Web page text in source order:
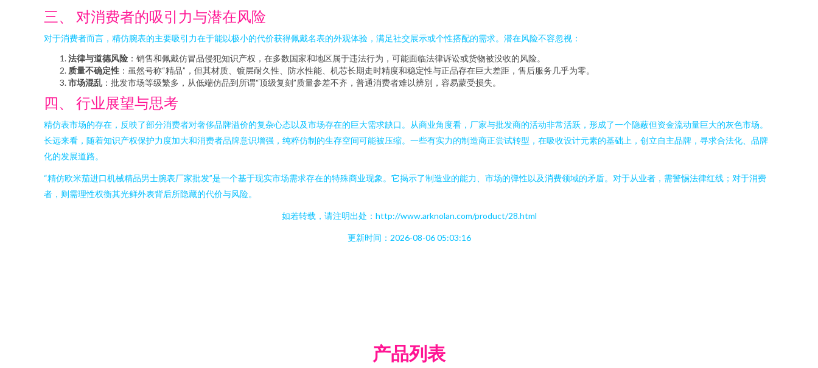
三、 对消费者的吸引力与潜在风险
对于消费者而言，精仿腕表的主要吸引力在于能以极小的代价获得佩戴名表的外观体验，满足社交展示或个性搭配的需求。潜在风险不容忽视：
法律与道德风险 ：销售和佩戴仿冒品侵犯知识产权，在多数国家和地区属于违法行为，可能面临法律诉讼或货物被没收的风险。
质量不确定性 ：虽然号称“精品”，但其材质、镀层耐久性、防水性能、机芯长期走时精度和稳定性与正品存在巨大差距，售后服务几乎为零。
市场混乱 ：批发市场等级繁多，从低端仿品到所谓“顶级复刻”质量参差不齐，普通消费者难以辨别，容易蒙受损失。
四、 行业展望与思考
精仿表市场的存在，反映了部分消费者对奢侈品牌溢价的复杂心态以及市场存在的巨大需求缺口。从商业角度看，厂家与批发商的活动非常活跃，形成了一个隐蔽但资金流动量巨大的灰色市场。
长远来看，随着知识产权保护力度加大和消费者品牌意识增强，纯粹仿制的生存空间可能被压缩。一些有实力的制造商正尝试转型，在吸收设计元素的基础上，创立自主品牌，寻求合法化、品牌
化的发展道路。
“精仿欧米茄进口机械精品男士腕表厂家批发”是一个基于现实市场需求存在的特殊商业现象。它揭示了制造业的能力、市场的弹性以及消费领域的矛盾。对于从业者，需警惕法律红线；对于消费
者，则需理性权衡其光鲜外表背后所隐藏的代价与风险。
如若转载，请注明出处：http://www.arknolan.com/product/28.html
更新时间：2026-08-06 05:03:16
产品列表